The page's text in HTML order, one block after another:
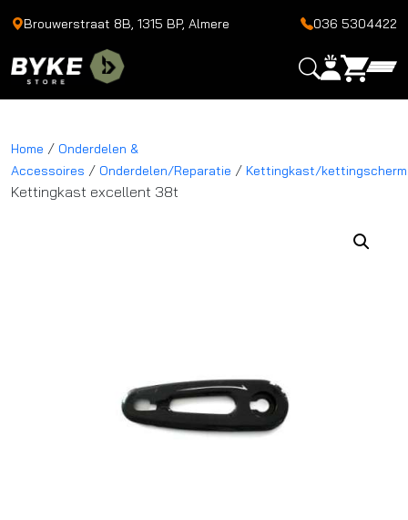
Brouwerstraat 8B, 1315 BP, Almere 036 5304422
Home / Onderdelen &
Accessoires / Onderdelen/Reparatie / Kettingkast/kettingscherm
Kettingkast excellent 38t